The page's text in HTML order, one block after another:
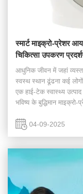
स्मार्ट माइक्रो-प्रेशर
चिकित्सा उपकरण
आधुनिक जीवन में जहां
स्वस्थ स्थान ढूंढना कई
एक हाई-टेक स्वास्थ्य
भविष्य के बुद्धिमान
04-09-2025